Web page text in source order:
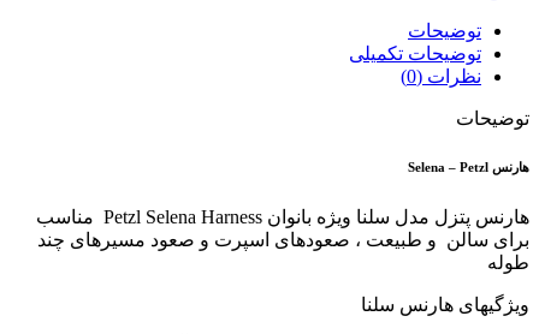
توضیحات
توضیحات تکمیلی
نظرات (0)
توضیحات
هارنس Selena – Petzl
هارنس پتزل مدل سلنا ویژه بانوان Petzl Selena Harness مناسب
برای سالن و طبیعت ، صعودهای اسپرت و صعود مسیرهای چند
طوله
ویژگیهای هارنس سلنا